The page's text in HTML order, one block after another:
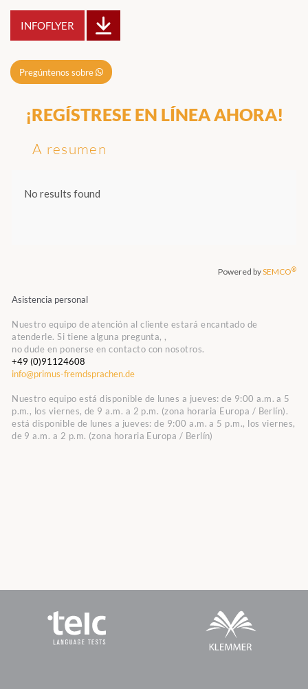
INFOFLYER
Pregúntenos sobre
¡REGÍSTRESE EN LÍNEA AHORA!
A resumen
Asistencia personal
Nuestro equipo de atención al cliente estará encantado de
atenderle. Si tiene alguna pregunta, ,
no dude en ponerse en contacto con nosotros.
+49 (0)91124608
info@primus-fremdsprachen.de
Nuestro equipo está disponible de lunes a jueves: de 9:00 a.m. a 5
p.m., los viernes, de 9 a.m. a 2 p.m. (zona horaria Europa / Berlín).
está disponible de lunes a jueves: de 9:00 a.m. a 5 p.m., los viernes,
de 9 a.m. a 2 p.m. (zona horaria Europa / Berlín)